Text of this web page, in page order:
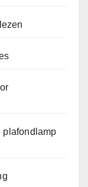
plafondlamp